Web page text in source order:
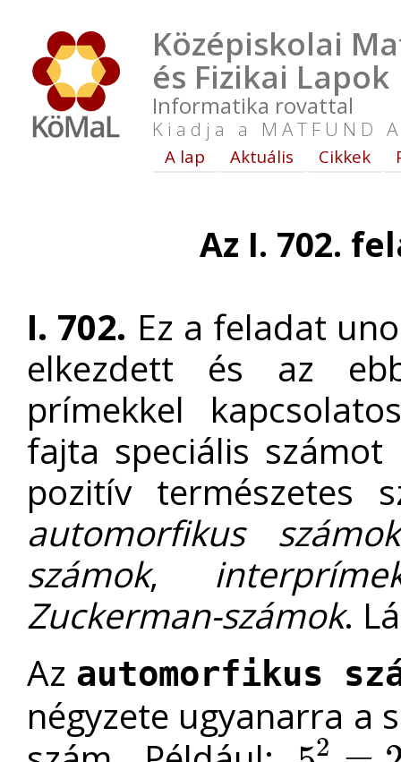
Középiskolai
és Fizikai Lapok
Informatika rovattal
Kiadja a MATFUND
A lap Aktuális Cikkek
Az I. 702.
I. 702. Ez a feladat
elkezdett és az
prímekkel
fajta speciális
pozitív természetes
automorfikus számok
számok,
Zuckerman-számok.
Az automorfikus
négyzete ugyanarra a
2